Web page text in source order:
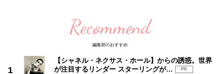
Recommend
編集部のおすすめ
【シャネル・ネクサス・ホール】からの誘惑。世界
が注目するリンダー スターリングが…
PR